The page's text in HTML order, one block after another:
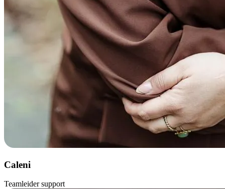
Caleni
Teamleider support